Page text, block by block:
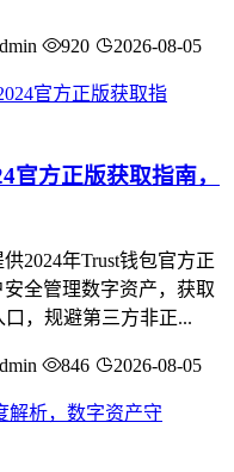
920 2026-08-05
官方正版获取指南，
2024年Trust钱包官方正
全管理数字资产，获取
口，规避第三方非正...
846 2026-08-05